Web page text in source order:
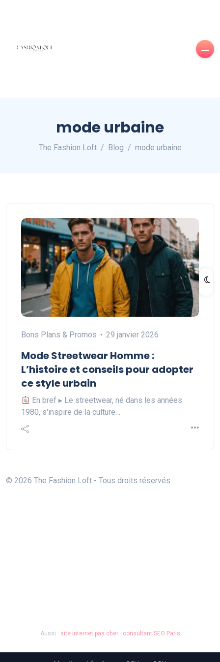
mode urbaine
The Fashion Loft Blog mode urbaine
Bons Plans & Promos 29 janvier 2026
Mode Streetwear Homme :
L’histoire et conseils pour adopter
ce style urbain
En bref ▸ Le streetwear, né dans les années
1980, s'inspire de la culture…
© 2026 The Fashion Loft - Tous droits réservés
Aussi : site internet pas cher· consultant SEO Paris